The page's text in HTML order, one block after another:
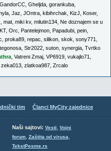
GandorCC Gheljda gorankuba
Jaz JOntra kibihrchak KizJ Koser,
mat miki kv, milutin134 Ne doznajem se u
, Orc Pantelejmon Papadubi pein
proka89 repac silikon skok sony771
Str2022 suton synergia Tvrtko
Vatreni Zmaj VP6919 vukajlo71
zeka013 zlatkoa987 Zrcalo
tim Članci MyCity zajednice
Naši sajtovi: Vesti, Vojni
forum, Zaštita od virusa,
TekstPesme.rs